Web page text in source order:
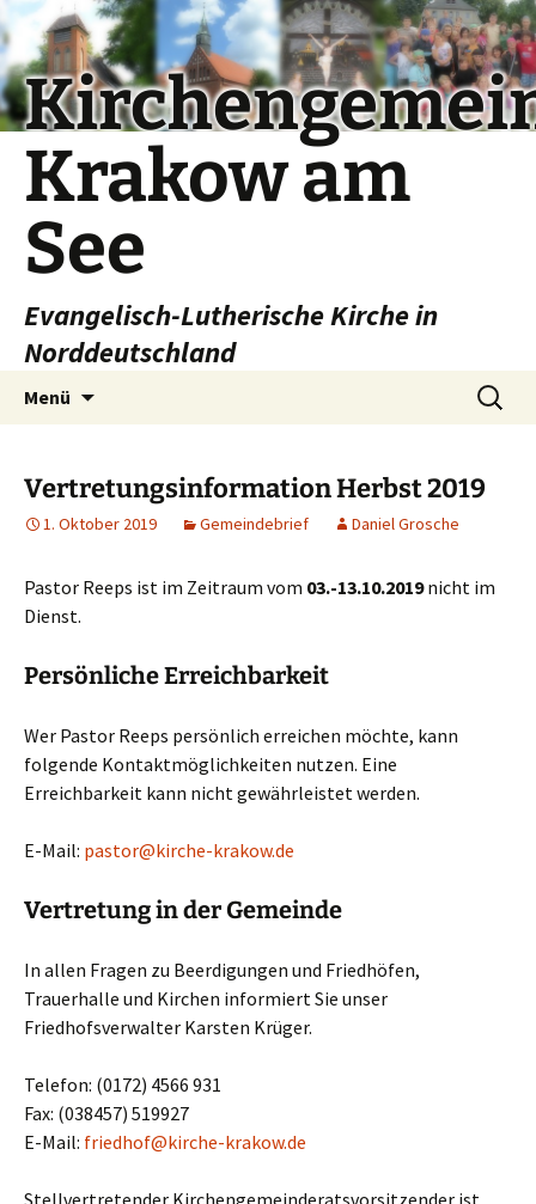
Krakow am
See
Evangelisch-Lutherische Kirche in
Norddeutschland
Menü
Suchen
nach:
Vertretungsinformation Herbst 2019
1. Oktober 2019 Gemeindebrief Daniel Grosche
Pastor Reeps ist im Zeitraum vom 03.-13.10.2019nicht im
Dienst.
Persönliche Erreichbarkeit
Wer Pastor Reeps persönlich erreichen möchte, kann
folgende Kontaktmöglichkeiten nutzen. Eine
Erreichbarkeit kann nicht gewährleistet werden.
E-Mail: pastor@kirche-krakow.de
Vertretung in der Gemeinde
In allen Fragen zu Beerdigungen und Friedhöfen,
Trauerhalle und Kirchen informiert Sie unser
Friedhofsverwalter Karsten Krüger.
Telefon: (0172) 4566 931
Fax: (038457) 519927
E-Mail: friedhof@kirche-krakow.de
Stellvertretender Kirchengemeinderatsvorsitzender ist